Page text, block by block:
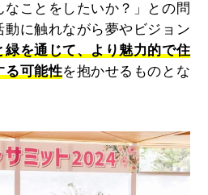
なことをしたいか？」との問
に触れながら夢やビジョン
緑を通じて、より魅力的で住
る可能性を抱かせるものとな